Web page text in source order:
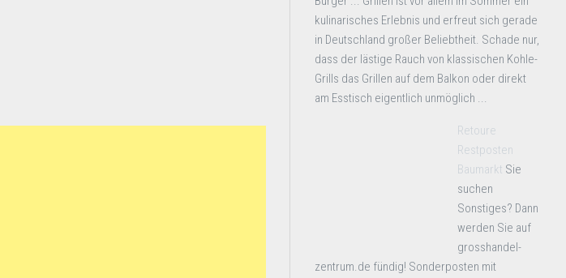
kulinarisches Erlebnis und erfreut sich gerade
in Deutschland großer Beliebtheit. Schade nur,
dass der lästige Rauch von klassischen Kohle-
Grills das Grillen auf dem Balkon oder direkt
am Esstisch eigentlich unmöglich ...
Retoure
Restposten
Baumarkt Sie
suchen
Sonstiges? Dann
werden Sie auf
grosshandel-
zentrum.de fündig! Sonderposten mit